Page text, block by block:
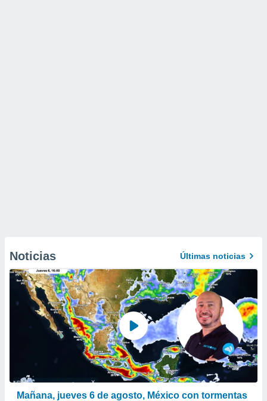
Noticias Últimas noticias
Mañana, jueves 6 de agosto, México con tormentas